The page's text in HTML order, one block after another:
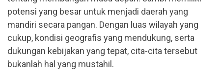
potensi yang besar untuk menjadi daerah yang
mandiri secara pangan. Dengan luas wilayah yang
cukup, kondisi geografis yang mendukung, serta
dukungan kebijakan yang tepat, cita-cita tersebut
bukanlah hal yang mustahil.